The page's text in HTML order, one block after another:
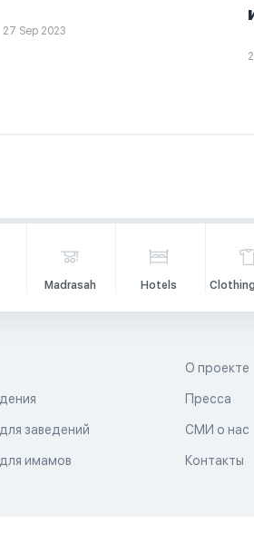
27 Sep 2023
Madrasah Hotels
заведений
имамов
О проекте
Пресса
СМИ о нас
Контакты